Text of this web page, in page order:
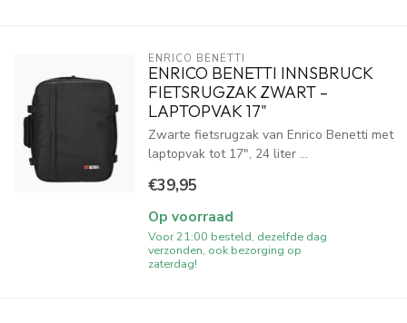
ENRICO BENETTI
ENRICO BENETTI INNSBRUCK
FIETSRUGZAK ZWART –
LAPTOPVAK 17"
Zwarte fietsrugzak van Enrico Benetti met
laptopvak tot 17", 24 liter ...
€39,95
Op voorraad
Voor 21:00 besteld, dezelfde dag
verzonden, ook bezorging op
zaterdag!